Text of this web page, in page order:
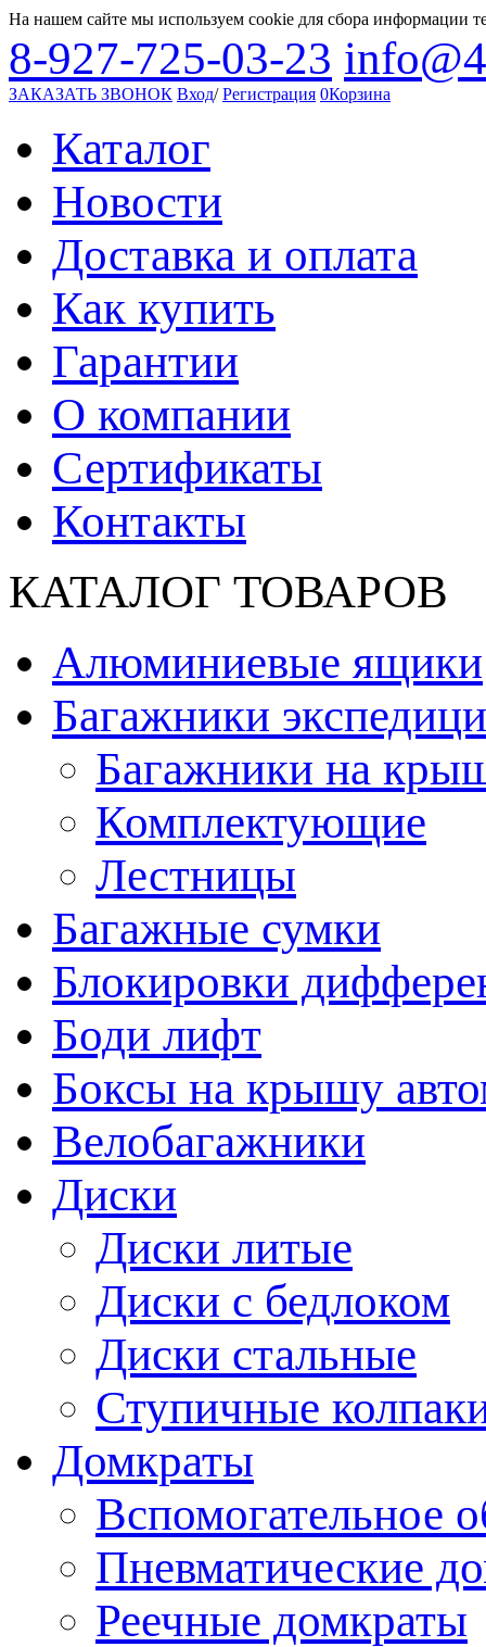
На нашем сайте мы используем cookie для сбора информации
8-927-725-03-23
ЗАКАЗАТЬ ЗВОНОК Вход/Регистрация 0Корзина
Каталог
Новости
Доставка и оплата
Как купить
Гарантии
О компании
Сертификаты
Контакты
КАТАЛОГ ТОВАРОВ
Алюминиевые ящики
Багажники
Багажники на
Комплектующие
Лестницы
Багажные сумки
Блокировки
Боди лифт
Боксы на крышу
Велобагажники
Диски
Диски литые
Диски с бедлоком
Диски стальные
Ступичные
Домкраты
Вспомогательное
Пневматические
Реечные домкраты